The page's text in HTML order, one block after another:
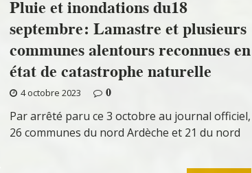
Pluie et inondations du18
septembre: Lamastre et plusieurs
communes alentours reconnues en
état de catastrophe naturelle
4 octobre 2023
0
Par arrêté paru ce 3 octobre au journal officiel,
26 communes du nord Ardèche et 21 du nord